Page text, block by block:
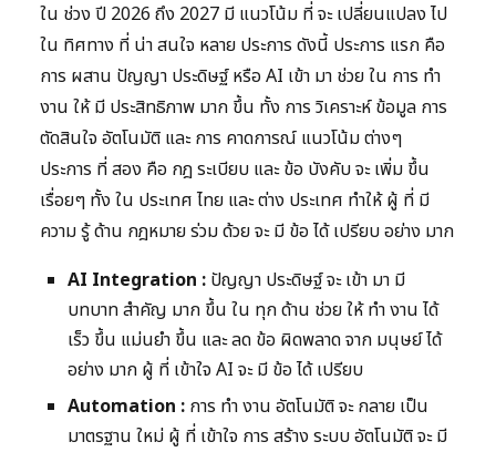
ใน ช่วง ปี 2026 ถึง 2027 มี แนวโน้ม ที่ จะ เปลี่ยนแปลง ไป
ใน ทิศทาง ที่ น่า สนใจ หลาย ประการ ดังนี้ ประการ แรก คือ
การ ผสาน ปัญญา ประดิษฐ์ หรือ AI เข้า มา ช่วย ใน การ ทำ
งาน ให้ มี ประสิทธิภาพ มาก ขึ้น ทั้ง การ วิเคราะห์ ข้อมูล การ
ตัดสินใจ อัตโนมัติ และ การ คาดการณ์ แนวโน้ม ต่างๆ
ประการ ที่ สอง คือ กฎ ระเบียบ และ ข้อ บังคับ จะ เพิ่ม ขึ้น
เรื่อยๆ ทั้ง ใน ประเทศ ไทย และ ต่าง ประเทศ ทำให้ ผู้ ที่ มี
ความ รู้ ด้าน กฎหมาย ร่วม ด้วย จะ มี ข้อ ได้ เปรียบ อย่าง มาก
AI Integration : ปัญญา ประดิษฐ์ จะ เข้า มา มี
บทบาท สำคัญ มาก ขึ้น ใน ทุก ด้าน ช่วย ให้ ทำ งาน ได้
เร็ว ขึ้น แม่นยำ ขึ้น และ ลด ข้อ ผิดพลาด จาก มนุษย์ ได้
อย่าง มาก ผู้ ที่ เข้าใจ AI จะ มี ข้อ ได้ เปรียบ
Automation : การ ทำ งาน อัตโนมัติ จะ กลาย เป็น
มาตรฐาน ใหม่ ผู้ ที่ เข้าใจ การ สร้าง ระบบ อัตโนมัติ จะ มี